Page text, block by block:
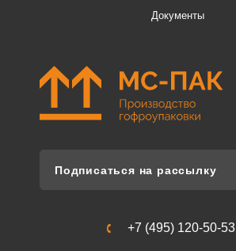
Документы
Подписаться на рассылку
+7 (495) 120-50-53